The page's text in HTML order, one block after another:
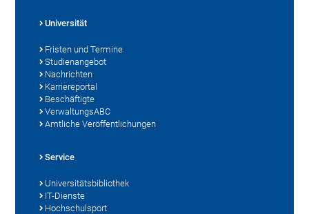
Universität
Fristen und Termine
Studienangebot
Nachrichten
Karriereportal
Beschäftigte
VerwaltungsABC
Amtliche Veröffentlichungen
Service
Universitätsbibliothek
IT-Dienste
Hochschulsport